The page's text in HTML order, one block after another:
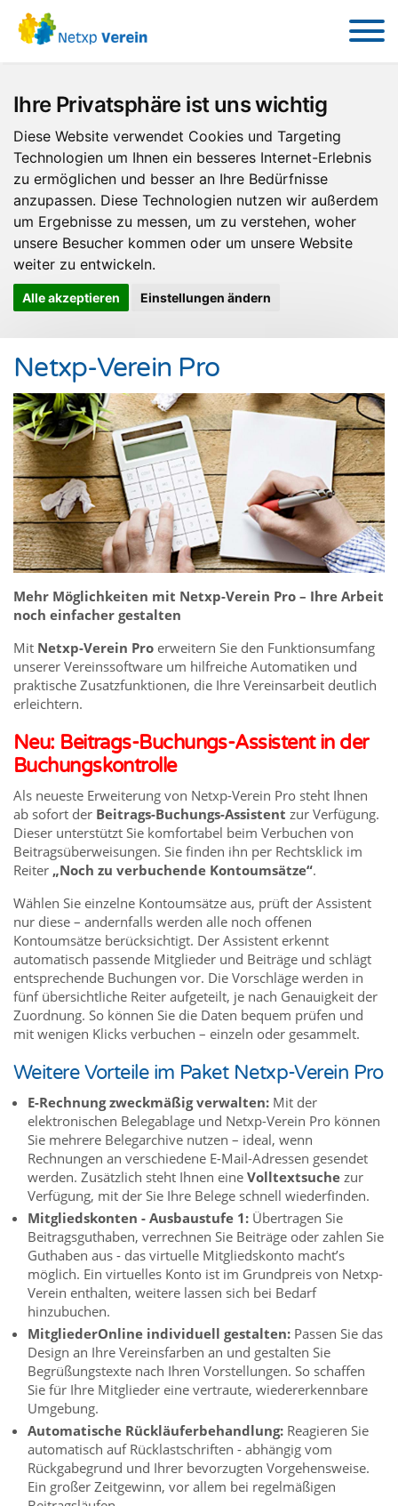
Ihre Privatsphäre ist uns wichtig
Diese Website verwendet Cookies und Targeting
Technologien um Ihnen ein besseres Internet-Erlebnis
zu ermöglichen und besser an Ihre Bedürfnisse
anzupassen. Diese Technologien nutzen wir außerdem
um Ergebnisse zu messen, um zu verstehen, woher
unsere Besucher kommen oder um unsere Website
weiter zu entwickeln.
Alle akzeptieren Einstellungen ändern
Netxp-Verein Pro
Mehr Möglichkeiten mit Netxp-Verein Pro – Ihre Arbeit
noch einfacher gestalten
Mit Netxp-Verein Pro erweitern Sie den Funktionsumfang
unserer Vereinssoftware um hilfreiche Automatiken und
praktische Zusatzfunktionen, die Ihre Vereinsarbeit deutlich
erleichtern.
Neu: Beitrags-Buchungs-Assistent in der
Buchungskontrolle
Als neueste Erweiterung von Netxp-Verein Pro steht Ihnen
ab sofort der Beitrags-Buchungs-Assistent zur Verfügung.
Dieser unterstützt Sie komfortabel beim Verbuchen von
Beitragsüberweisungen. Sie finden ihn per Rechtsklick im
Reiter „Noch zu verbuchende Kontoumsätze“.
Wählen Sie einzelne Kontoumsätze aus, prüft der Assistent
nur diese – andernfalls werden alle noch offenen
Kontoumsätze berücksichtigt. Der Assistent erkennt
automatisch passende Mitglieder und Beiträge und schlägt
entsprechende Buchungen vor. Die Vorschläge werden in
fünf übersichtliche Reiter aufgeteilt, je nach Genauigkeit der
Zuordnung. So können Sie die Daten bequem prüfen und
mit wenigen Klicks verbuchen – einzeln oder gesammelt.
Weitere Vorteile im Paket Netxp-Verein Pro
E-Rechnung zweckmäßig verwalten: Mit der
elektronischen Belegablage und Netxp-Verein Pro können
Sie mehrere Belegarchive nutzen – ideal, wenn
Rechnungen an verschiedene E-Mail-Adressen gesendet
werden. Zusätzlich steht Ihnen eine Volltextsuche zur
Verfügung, mit der Sie Ihre Belege schnell wiederfinden.
Mitgliedskonten - Ausbaustufe 1: Übertragen Sie
Beitragsguthaben, verrechnen Sie Beiträge oder zahlen Sie
Guthaben aus - das virtuelle Mitgliedskonto macht’s
möglich. Ein virtuelles Konto ist im Grundpreis von Netxp-
Verein enthalten, weitere lassen sich bei Bedarf
hinzubuchen.
MitgliederOnline individuell gestalten: Passen Sie das
Design an Ihre Vereinsfarben an und gestalten Sie
Begrüßungstexte nach Ihren Vorstellungen. So schaffen
Sie für Ihre Mitglieder eine vertraute, wiedererkennbare
Umgebung.
Automatische Rückläuferbehandlung: Reagieren Sie
automatisch auf Rücklastschriften - abhängig vom
Rückgabegrund und Ihrer bevorzugten Vorgehensweise.
Ein großer Zeitgewinn, vor allem bei regelmäßigen